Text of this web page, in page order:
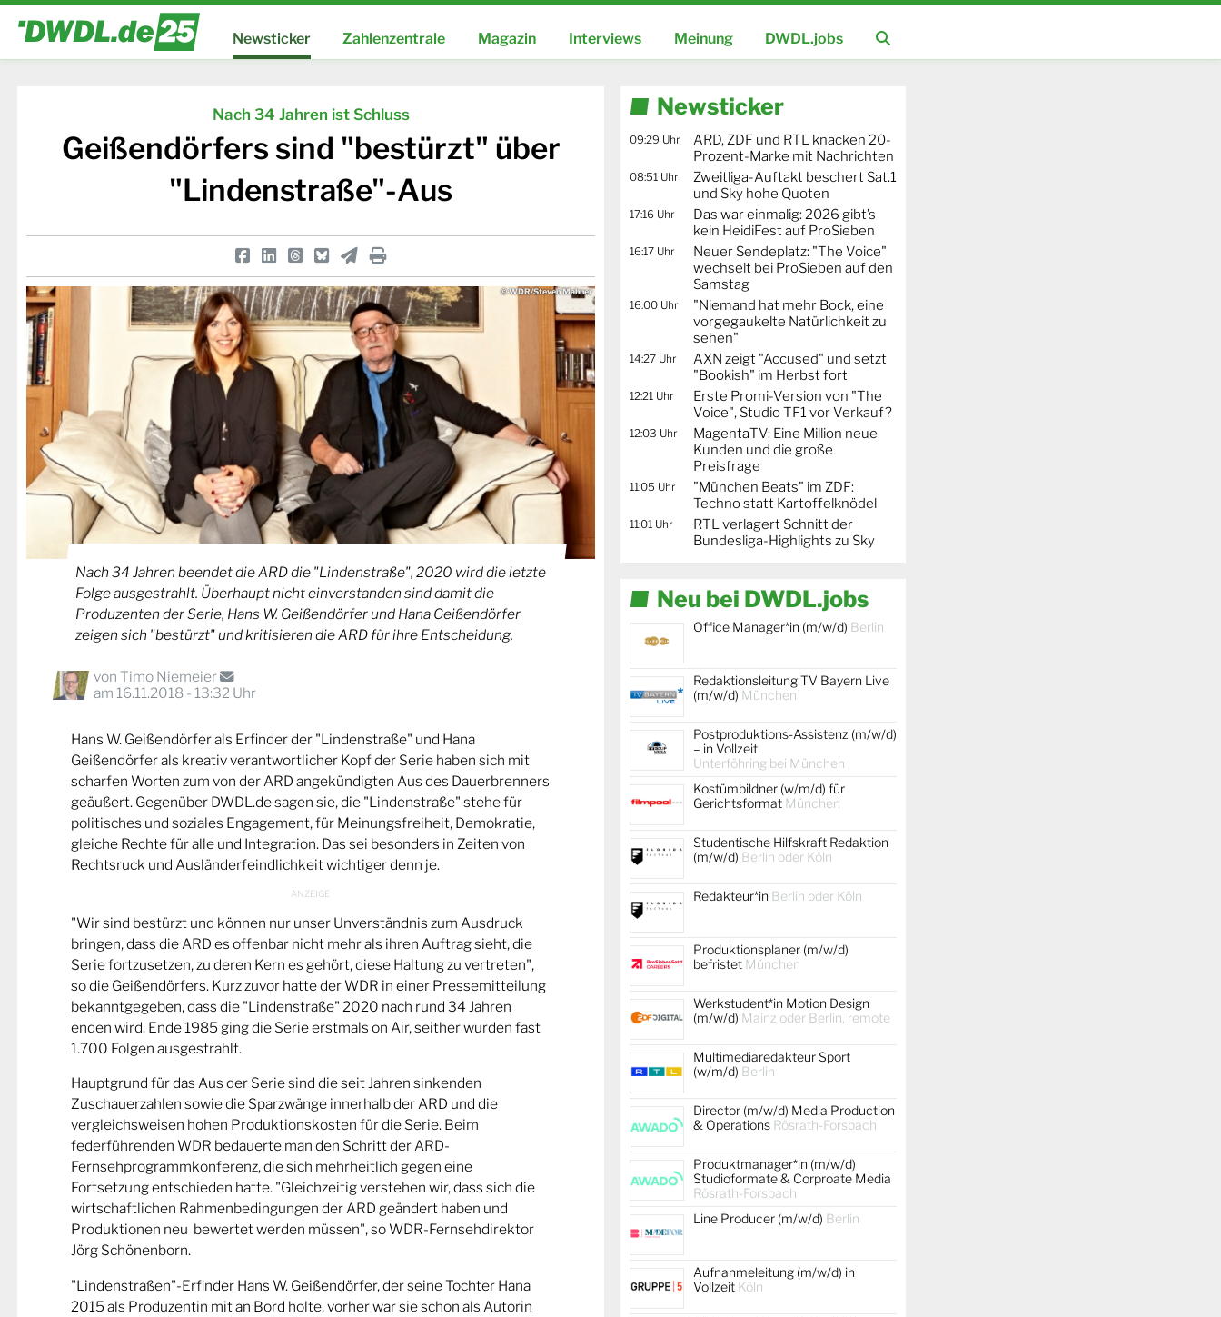
Newsticker Zahlenzentrale Magazin Interviews Meinung DWDL.jobs
Nach 34 Jahren ist Schluss
Geißendörfers sind "bestürzt" über
"Lindenstraße"-Aus
© WDR/Steven Mahner
Nach 34 Jahren beendet die ARD die "Lindenstraße", 2020 wird die letzte
Folge ausgestrahlt. Überhaupt nicht einverstanden sind damit die
Produzenten der Serie, Hans W. Geißendörfer und Hana Geißendörfer
zeigen sich "bestürzt" und kritisieren die ARD für ihre Entscheidung.
von Timo Niemeier
am 16.11.2018 - 13:32 Uhr
Hans W. Geißendörfer als Erfinder der "Lindenstraße" und Hana
Geißendörfer als kreativ verantwortlicher Kopf der Serie haben sich mit
scharfen Worten zum von der ARD angekündigten Aus des Dauerbrenners
geäußert. Gegenüber DWDL.de sagen sie, die "Lindenstraße" stehe für
politisches und soziales Engagement, für Meinungsfreiheit, Demokratie,
gleiche Rechte für alle und Integration. Das sei besonders in Zeiten von
Rechtsruck und Ausländerfeindlichkeit wichtiger denn je.
"Wir sind bestürzt und können nur unser Unverständnis zum Ausdruck
bringen, dass die ARD es offenbar nicht mehr als ihren Auftrag sieht, die
Serie fortzusetzen, zu deren Kern es gehört, diese Haltung zu vertreten",
so die Geißendörfers. Kurz zuvor hatte der WDR in einer Pressemitteilung
bekanntgegeben, dass die "Lindenstraße" 2020 nach rund 34 Jahren
enden wird. Ende 1985 ging die Serie erstmals on Air, seither wurden fast
1.700 Folgen ausgestrahlt.
Hauptgrund für das Aus der Serie sind die seit Jahren sinkenden
Zuschauerzahlen sowie die Sparzwänge innerhalb der ARD und die
vergleichsweisen hohen Produktionskosten für die Serie. Beim
federführenden WDR bedauerte man den Schritt der ARD-
Fernsehprogrammkonferenz, die sich mehrheitlich gegen eine
Fortsetzung entschieden hatte. "Gleichzeitig verstehen wir, dass sich die
wirtschaftlichen Rahmenbedingungen der ARD geändert haben und
Produktionen neu bewertet werden müssen", so WDR-Fernsehdirektor
Jörg Schönenborn.
"Lindenstraßen"-Erfinder Hans W. Geißendörfer, der seine Tochter Hana
2015 als Produzentin mit an Bord holte, vorher war sie schon als Autorin
Newsticker
09:29 Uhr
ARD, ZDF und RTL knacken 20-
Prozent-Marke mit Nachrichten
08:51 Uhr
Zweitliga-Auftakt beschert Sat.1
und Sky hohe Quoten
17:16 Uhr
Das war einmalig: 2026 gibt’s
kein HeidiFest auf ProSieben
16:17 Uhr
Neuer Sendeplatz: "The Voice"
wechselt bei ProSieben auf den
Samstag
16:00 Uhr
"Niemand hat mehr Bock, eine
vorgegaukelte Natürlichkeit zu
sehen"
14:27 Uhr
AXN zeigt "Accused" und setzt
"Bookish" im Herbst fort
12:21 Uhr
Erste Promi-Version von "The
Voice", Studio TF1 vor Verkauf?
12:03 Uhr
MagentaTV: Eine Million neue
Kunden und die große
Preisfrage
11:05 Uhr
"München Beats" im ZDF:
Techno statt Kartoffelknödel
11:01 Uhr
RTL verlagert Schnitt der
Bundesliga-Highlights zu Sky
Neu bei DWDL.jobs
Office Manager*in (m/w/d) Berlin
Redaktionsleitung TV Bayern Live
(m/w/d) München
Postproduktions-Assistenz (m/w/d)
– in Vollzeit
Unterföhring bei München
Kostümbildner (w/m/d) für
Gerichtsformat München
Studentische Hilfskraft Redaktion
(m/w/d) Berlin oder Köln
Redakteur*in Berlin oder Köln
Produktionsplaner (m/w/d)
befristet München
Werkstudent*in Motion Design
(m/w/d) Mainz oder Berlin, remote
Multimediaredakteur Sport
(w/m/d) Berlin
Director (m/w/d) Media Production
& Operations Rösrath-Forsbach
Produktmanager*in (m/w/d)
Studioformate & Corproate Media
Rösrath-Forsbach
Line Producer (m/w/d) Berlin
Aufnahmeleitung (m/w/d) in
Vollzeit Köln